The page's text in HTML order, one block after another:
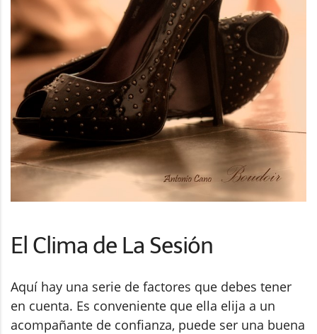
El Clima de La Sesión
Aquí hay una serie de factores que debes tener
en cuenta. Es conveniente que ella elija a un
acompañante de confianza, puede ser una buena